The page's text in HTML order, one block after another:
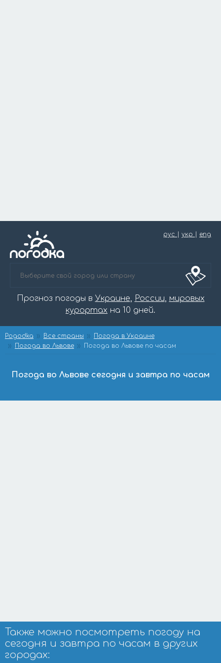
рус укр eng
Прогноз погоды в Украине, России, мировых
курортах на 10 дней.
Pogodka Все страны
Погода в Украине
Погода во Львове
Погода во Львове по часам
Погода во Львове сегодня и завтра по часам
Также можно посмотреть погоду на
сегодня и завтра по часам в других
городах: